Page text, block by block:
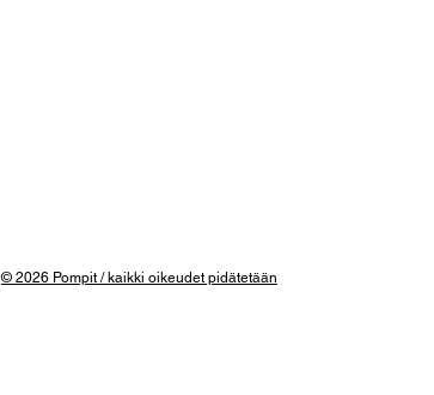
© 2026 Pompit / kaikki oikeudet pidätetään